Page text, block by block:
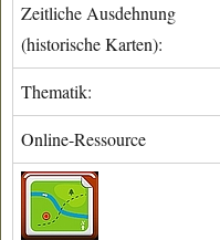
Zeitliche Ausdehnung
(historische Karten):
Thematik:
Online-Ressource